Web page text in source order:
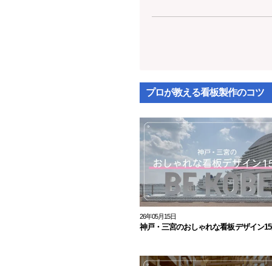
プロが教える看板製作のコツ
26年05月15日
神戸・三宮のおしゃれな看板デザイン